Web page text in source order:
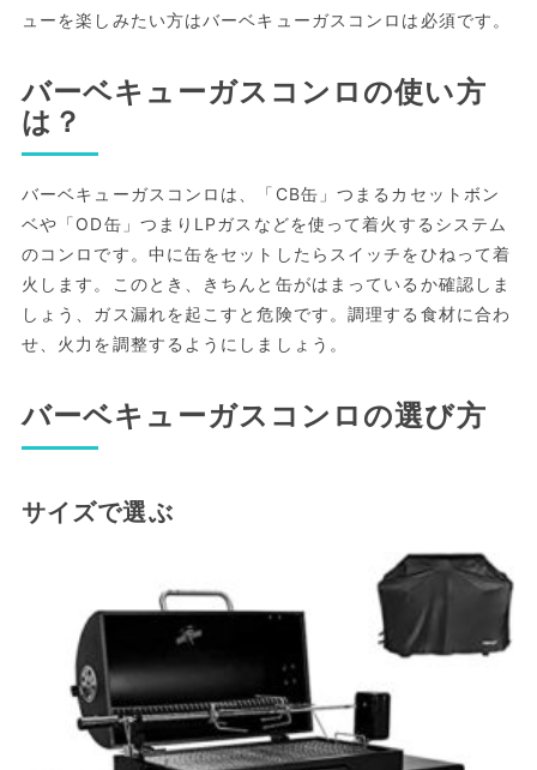
ューを楽しみたい方はバーベキューガスコンロは必須です。
バーベキューガスコンロの使い方
は？
バーベキューガスコンロは、「CB缶」つまるカセットボン
ベや「OD缶」つまりLPガスなどを使って着火するシステム
のコンロです。中に缶をセットしたらスイッチをひねって着
火します。このとき、きちんと缶がはまっているか確認しま
しょう、ガス漏れを起こすと危険です。調理する食材に合わ
せ、火力を調整するようにしましょう。
バーベキューガスコンロの選び方
サイズで選ぶ